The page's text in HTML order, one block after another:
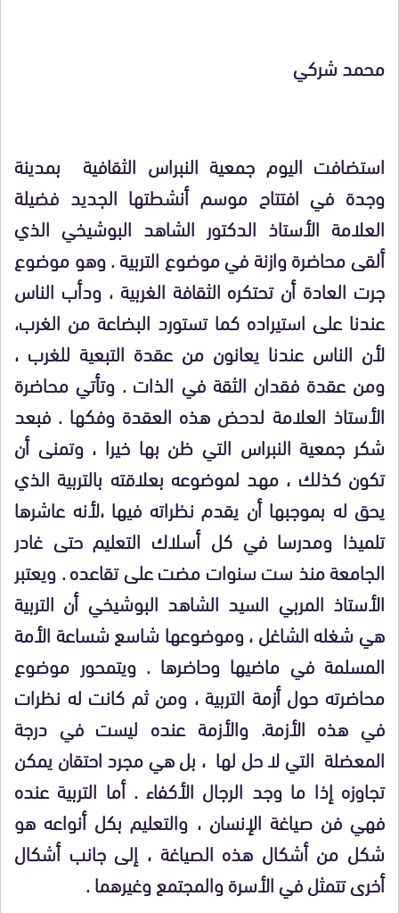
محمد شركي
استضافت اليوم جمعية النبراس الثقافية بمدينة
وجدة في افتتاح موسم أنشطتها الجديد فضيلة
العلامة الأستاذ الدكتور الشاهد البوشيخي الذي
ألقى محاضرة وازنة في موضوع التربية . وهو موضوع
جرت العادة أن تحتكره الثقافة الغربية ، ودأب الناس
عندنا على استيراده كما تستورد البضاعة من الغرب،
لأن الناس عندنا يعانون من عقدة التبعية للغرب ،
ومن عقدة فقدان الثقة في الذات . وتأتي محاضرة
الأستاذ العلامة لدحض هذه العقدة وفكها . فبعد
شكر جمعية النبراس التي ظن بها خيرا ، وتمنى أن
تكون كذلك ، مهد لموضوعه بعلاقته بالتربية الذي
يحق له بموجبها أن يقدم نظراته فيها ،لأنه عاشرها
تلميذا ومدرسا في كل أسلاك التعليم حتى غادر
الجامعة منذ ست سنوات مضت على تقاعده . ويعتبر
الأستاذ المربي السيد الشاهد البوشيخي أن التربية
هي شغله الشاغل ، وموضوعها شاسع شساعة الأمة
المسلمة في ماضيها وحاضرها . ويتمحور موضوع
محاضرته حول أزمة التربية ، ومن ثم كانت له نظرات
في هذه الأزمة. والأزمة عنده ليست في درجة
المعضلة التي لا حل لها ، بل هي مجرد احتقان يمكن
تجاوزه إذا ما وجد الرجال الأكفاء . أما التربية عنده
فهي فن صياغة الإنسان ، والتعليم بكل أنواعه هو
شكل من أشكال هذه الصياغة ، إلى جانب أشكال
أخرى تتمثل في الأسرة والمجتمع وغيرهما .